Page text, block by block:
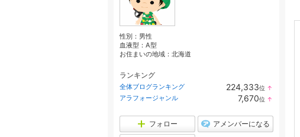
性別： 男性
血液型： A型
お住まいの地域： 北海道
ランキング
全体ブログランキング 224,333位 ↑
ン
アラフォージャンル 7,670位 ↑
フォロー アメンバーになる